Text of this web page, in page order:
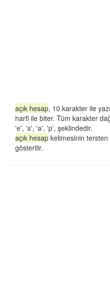
açık hesap, 10 karakter ile
harfi ile biter. Tüm karakter
'e', 's', 'a', 'p', şeklindedir.
açık hesap kelimesinin tersten
gösterilir.